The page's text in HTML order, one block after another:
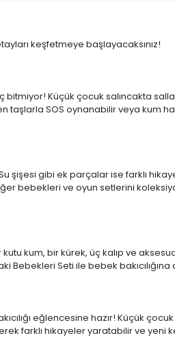
keşfetmeye başlayacaksınız!
Küçük çocuk salıncakta
SOS oynanabilir veya kum
gibi ek parçalar ise farklı
bebekleri ve oyun setlerini
kum, bir kürek, üç kalıp ve
Bebekleri Seti ile bebek
eğlencesine hazır! Küçük
farklı hikayeler yaratabilir ve yeni